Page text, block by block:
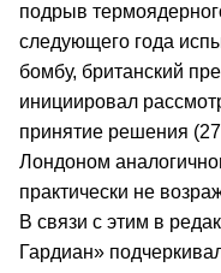
подрыв
следующего года
бомбу, британский
инициировал
принятие решения
Лондоном
практически не
В связи с этим в
Гардиан»